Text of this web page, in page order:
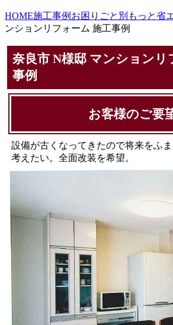
HOME施工事例 お困りごと別 もっと省
ンションリフォーム 施工事例
奈良市 N様邸 マンションリ
事例
お客様のご要
設備が古くなってきたので将来をふ
考えたい。全面改装を希望。